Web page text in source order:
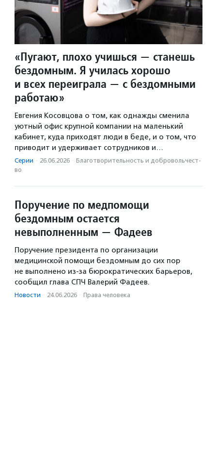
«Пугают, плохо учишься — станешь
бездомным. Я училась хорошо
и всех переиграла — с бездомными
работаю»
Евгения Косовцова о том, как однажды сменила
уютный офис крупной компании на маленький
кабинет, куда приходят люди в беде, и о том, что
приводит и удерживает сотрудников и…
Серии · 26.06.2026 · Благотвори­тель­ность и доброволь­чест­
во
Поручение по медпомощи
бездомным остается
невыполненным — Фадеев
Поручение президента по организации
медицинской помощи бездомным до сих пор
не выполнено из-за бюрократических барьеров,
сообщил глава СПЧ Валерий Фадеев.
Новости · 24.06.2026 · Права человека